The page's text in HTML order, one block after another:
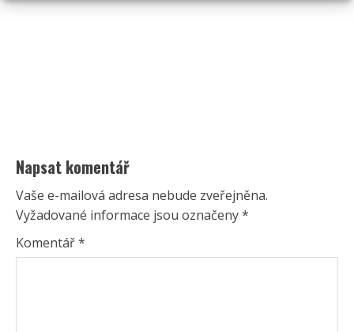
Napsat komentář
Vaše e-mailová adresa nebude zveřejněna.
Vyžadované informace jsou označeny*
Komentář*